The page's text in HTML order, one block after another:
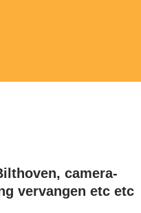
camera-
vervangen etc etc